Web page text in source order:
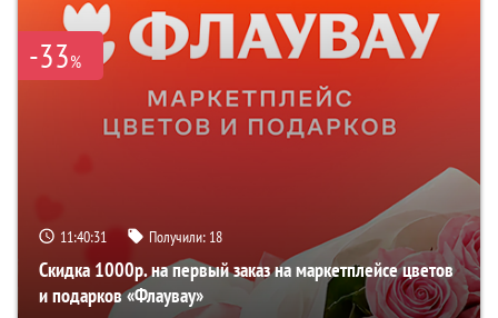
-33%
11:40:30 Получили: 18
Скидка 1000р. на первый заказ на маркетплейсе цветов
и подарков «Флаувау»